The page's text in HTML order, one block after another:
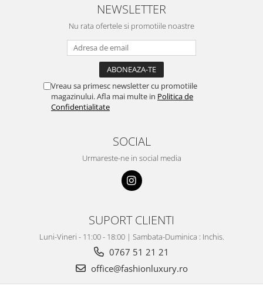
NEWSLETTER
Nu rata ofertele si promotiile noastre
Vreau sa primesc newsletter cu promotiile
magazinului. Afla mai multe in Politica de
Confidentialitate
SOCIAL
Urmareste-ne in social media
SUPORT CLIENTI
Luni-Vineri - 11:00 - 18:00 | Sambata-Duminica : Inchis.
0767 51 21 21
office@fashionluxury.ro